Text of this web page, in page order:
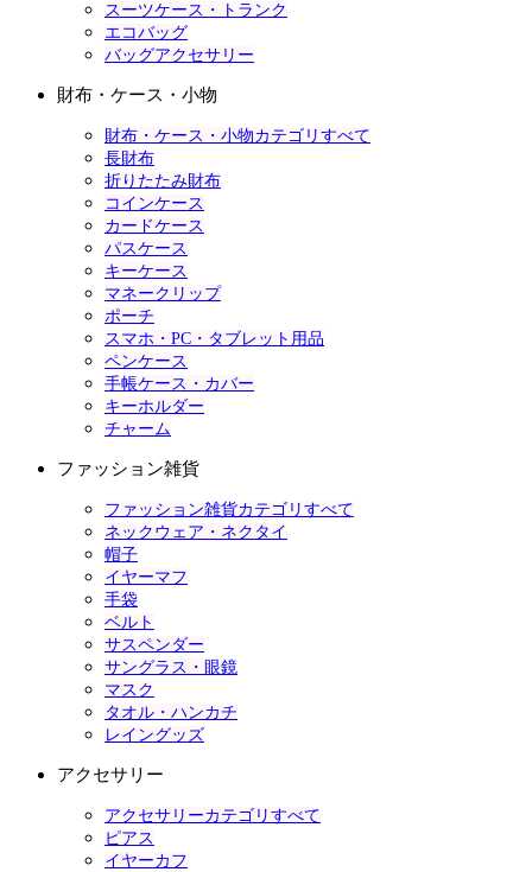
スーツケース・トランク
エコバッグ
バッグアクセサリー
財布・ケース・小物
財布・ケース・小物カテゴリすべて
長財布
折りたたみ財布
コインケース
カードケース
パスケース
キーケース
マネークリップ
ポーチ
スマホ・PC・タブレット用品
ペンケース
手帳ケース・カバー
キーホルダー
チャーム
ファッション雑貨
ファッション雑貨カテゴリすべて
ネックウェア・ネクタイ
帽子
イヤーマフ
手袋
ベルト
サスペンダー
サングラス・眼鏡
マスク
タオル・ハンカチ
レイングッズ
アクセサリー
アクセサリーカテゴリすべて
ピアス
イヤーカフ